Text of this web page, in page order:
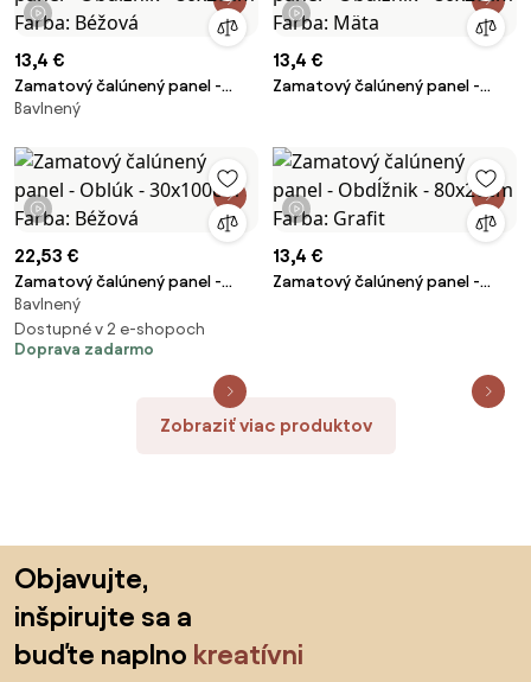
1 video
13,4 €
Zamatový čalúnený panel -
Obdĺžnik - 80x20cm Farba:
Bavlnený
1 video
13,4 €
Zamatový čalúnený panel -
1 video
22,53 €
Zamatový čalúnený panel -
Oblúk - 30x100cm Farba:
Béžová
Bavlnený
Dostupné v 2 e-shopoch
Doprava zadarmo
1 video
13,4 €
Zamatový čalúnený panel -
Zobraziť viac produktov
Objavujte,
inšpirujte sa a
buďte naplno kreatívni